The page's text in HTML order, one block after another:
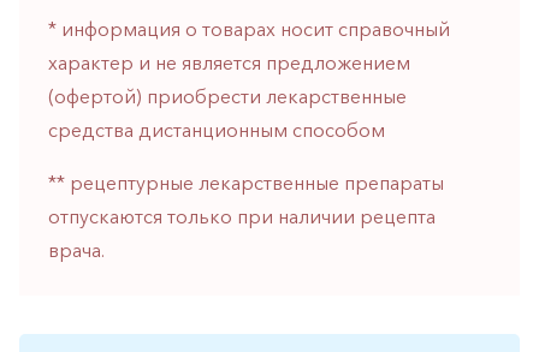
железа
* информация о товарах носит справочный
характер и не является предложением
(офертой) приобрести лекарственные
средства дистанционным способом
** рецептурные лекарственные препараты
отпускаются только при наличии рецепта
врача.